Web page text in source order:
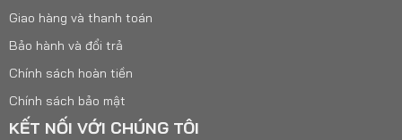
Giao hàng và thanh toán
Bảo hành và đổi trả
Chính sách hoàn tiền
Chính sách bảo mật
KẾT NỐI VỚI CHÚNG TÔI